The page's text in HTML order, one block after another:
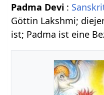
Padma Devi :
Göttin Lakshmi;
ist; Padma ist eine